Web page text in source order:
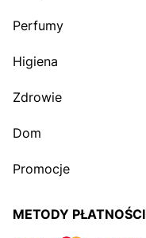
Perfumy
Higiena
Zdrowie
Dom
Promocje
METODY PŁATNOŚCI